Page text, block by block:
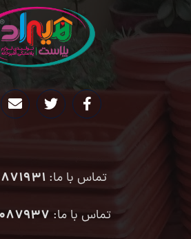
تماس با ما:
تماس با ما: